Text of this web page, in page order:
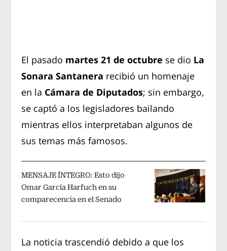
El pasado martes 21 de octubre se dio La
Sonara Santanera recibió un homenaje
en la Cámara de Diputados; sin embargo,
se captó a los legisladores bailando
mientras ellos interpretaban algunos de
sus temas más famosos.
MENSAJE ÍNTEGRO: Esto dijo
Omar García Harfuch en su
comparecencia en el Senado
La noticia trascendió debido a que los